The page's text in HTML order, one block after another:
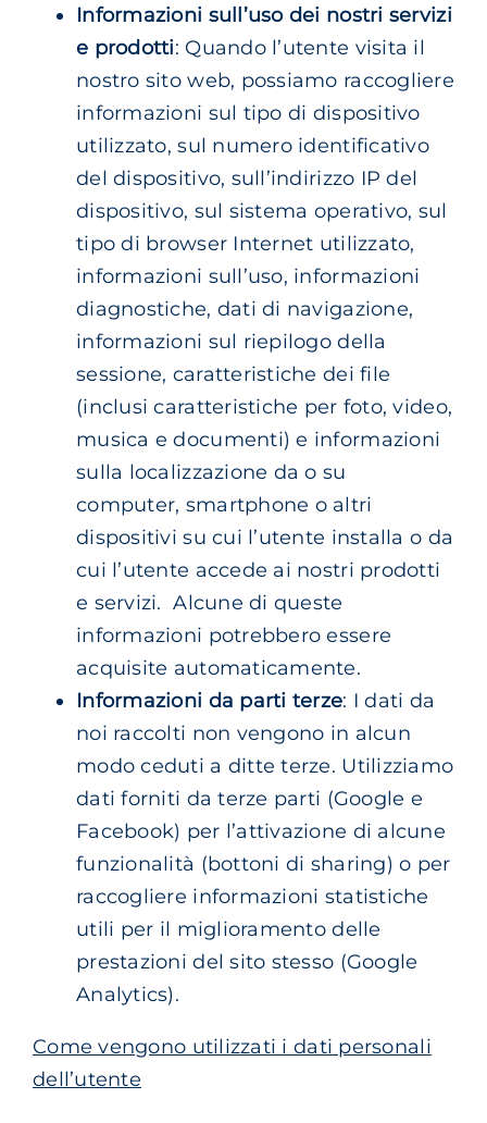
Informazioni sull’uso dei nostri servizi
e prodotti: Quando l’utente visita il
nostro sito web, possiamo raccogliere
informazioni sul tipo di dispositivo
utilizzato, sul numero identificativo
del dispositivo, sull’indirizzo IP del
dispositivo, sul sistema operativo, sul
tipo di browser Internet utilizzato,
informazioni sull’uso, informazioni
diagnostiche, dati di navigazione,
informazioni sul riepilogo della
sessione, caratteristiche dei file
(inclusi caratteristiche per foto, video,
musica e documenti) e informazioni
sulla localizzazione da o su
computer, smartphone o altri
dispositivi su cui l’utente installa o da
cui l’utente accede ai nostri prodotti
e servizi. Alcune di queste
informazioni potrebbero essere
acquisite automaticamente.
Informazioni da parti terze: I dati da
noi raccolti non vengono in alcun
modo ceduti a ditte terze. Utilizziamo
dati forniti da terze parti (Google e
Facebook) per l’attivazione di alcune
funzionalità (bottoni di sharing) o per
raccogliere informazioni statistiche
utili per il miglioramento delle
prestazioni del sito stesso (Google
Analytics).
Come vengono utilizzati i dati personali
dell’utente